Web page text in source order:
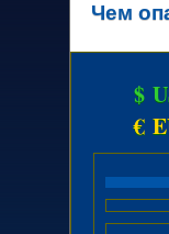
Чем
$
€